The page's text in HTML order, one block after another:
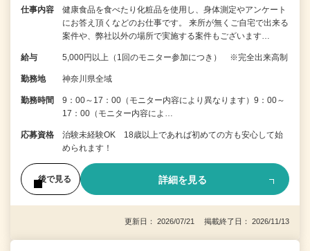
仕事内容
健康食品を食べたり化粧品を使用し、身体測定やアンケート
にお答え頂くなどのお仕事です。 来所が無くご自宅で出来る
案件や、弊社以外の場所で実施する案件もございます…
給与 5,000円以上（1回のモニター参加につき） ※完全出来高制
勤務地 神奈川県全域
勤務時間
9：00～17：00（モニター内容により異なります）9：00～
17：00（モニター内容によ…
応募資格
治験未経験OK 18歳以上であれば初めての方も安心して始
められます！
後で見る 詳細を見る
更新日： 2026/07/21 掲載終了日： 2026/11/13